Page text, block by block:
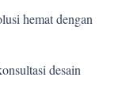
hemat dengan
desain